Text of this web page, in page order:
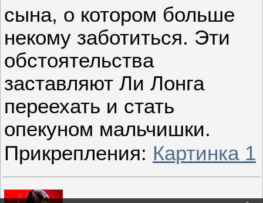
сына, о котором больше
некому заботиться. Эти
обстоятельства
заставляют Ли Лонга
переехать и стать
опекуном мальчишки.
Прикрепления: Картинка 1